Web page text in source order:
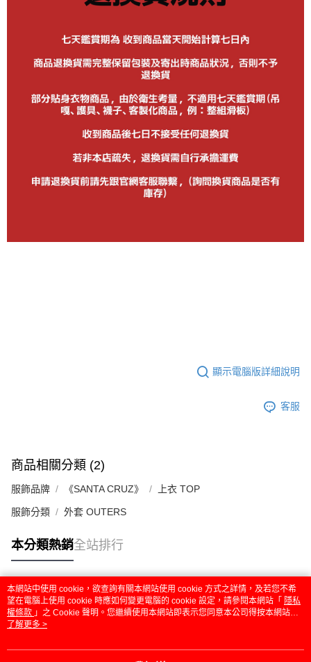
顯示電腦版詳細說明
客服
商品相關分類 (2)
服飾品牌 《SANTA CRUZ》 上衣 TOP
服飾分類 外套 OUTERS
本分類熱銷全站排行
熱門標籤
本網站中使用 cookie，欲查詢有關本網站使用 cookie 方式之詳情，及若您不希
望在電腦上使用 cookie 時應如何變更電腦的 cookie 設定，請參閱本網站「 隱私
權條款 」之 Cookie 聲明。您繼續使用本網站即表示您同意本公司得按本網站使
用條款之 Cookie 聲明使用 cookie。
了解更多 >